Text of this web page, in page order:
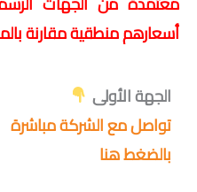
أسعارهم منطقية مقارنة
الجهة الأولى
تواصل مع الشركة مباشرة
بالضغط هنا